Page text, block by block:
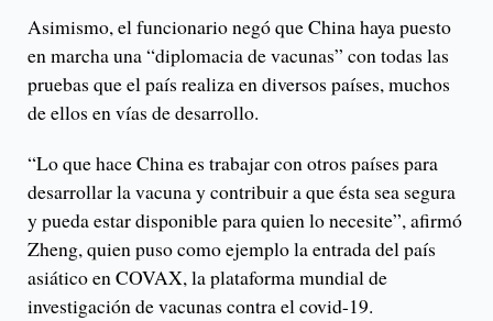
Asimismo, el funcionario negó que China haya puesto
en marcha una “diplomacia de vacunas” con todas las
pruebas que el país realiza en diversos países, muchos
de ellos en vías de desarrollo.
“Lo que hace China es trabajar con otros países para
desarrollar la vacuna y contribuir a que ésta sea segura
y pueda estar disponible para quien lo necesite”, afirmó
Zheng, quien puso como ejemplo la entrada del país
asiático en COVAX, la plataforma mundial de
investigación de vacunas contra el covid-19.